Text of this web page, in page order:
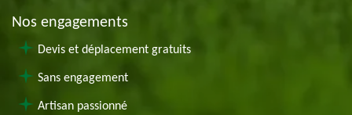
Nos engagements
Devis et déplacement gratuits
Sans engagement
Artisan passionné